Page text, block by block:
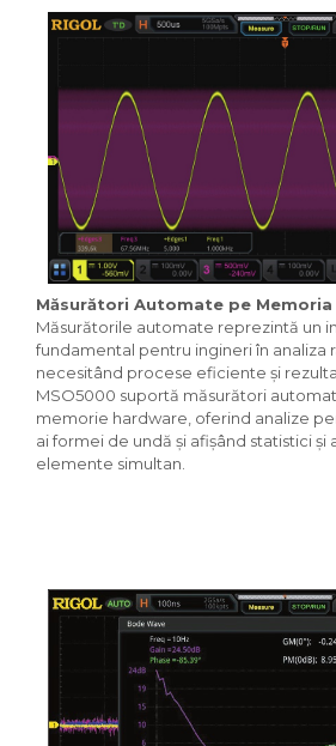
Măsurători Automate pe
Măsurătorile automate reprezintă un
fundamental pentru ingineri în analiza
necesitând procese eficiente și
MSO5000 suportă măsurători
memorie hardware, oferind analize
ai formei de undă și afișând statistici și
elemente simultan.